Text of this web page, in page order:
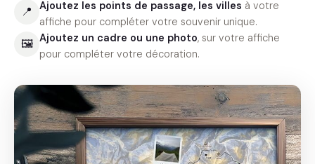
📍 Ajoutez les points de passage, les villes à votre
affiche pour compléter votre souvenir unique.
🖼 Ajoutez un cadre ou une photo, sur votre affiche
pour compléter votre décoration.